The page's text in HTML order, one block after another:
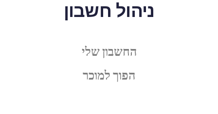
ניהול חשבון
החשבון שלי
הפוך למוכר